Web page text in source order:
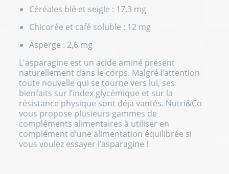
Céréales blé et seigle : 17,3 mg
Chicorée et café soluble : 12 mg
Asperge : 2,6 mg
L'asparagine est un acide aminé présent
naturellement dans le corps. Malgré l’attention
toute nouvelle qui se tourne vers lui, ses
bienfaits sur l’index glycémique et sur la
résistance physique sont déjà vantés. Nutri&Co
vous propose plusieurs gammes de
compléments alimentaires à utiliser en
complément d’une alimentation équilibrée si
vous voulez essayer l’asparagine !